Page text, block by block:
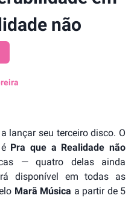
não
lançar seu terceiro disco. O
Pra que a Realidade não
— quatro delas ainda
disponível em todas as
Marã Música a partir de 5